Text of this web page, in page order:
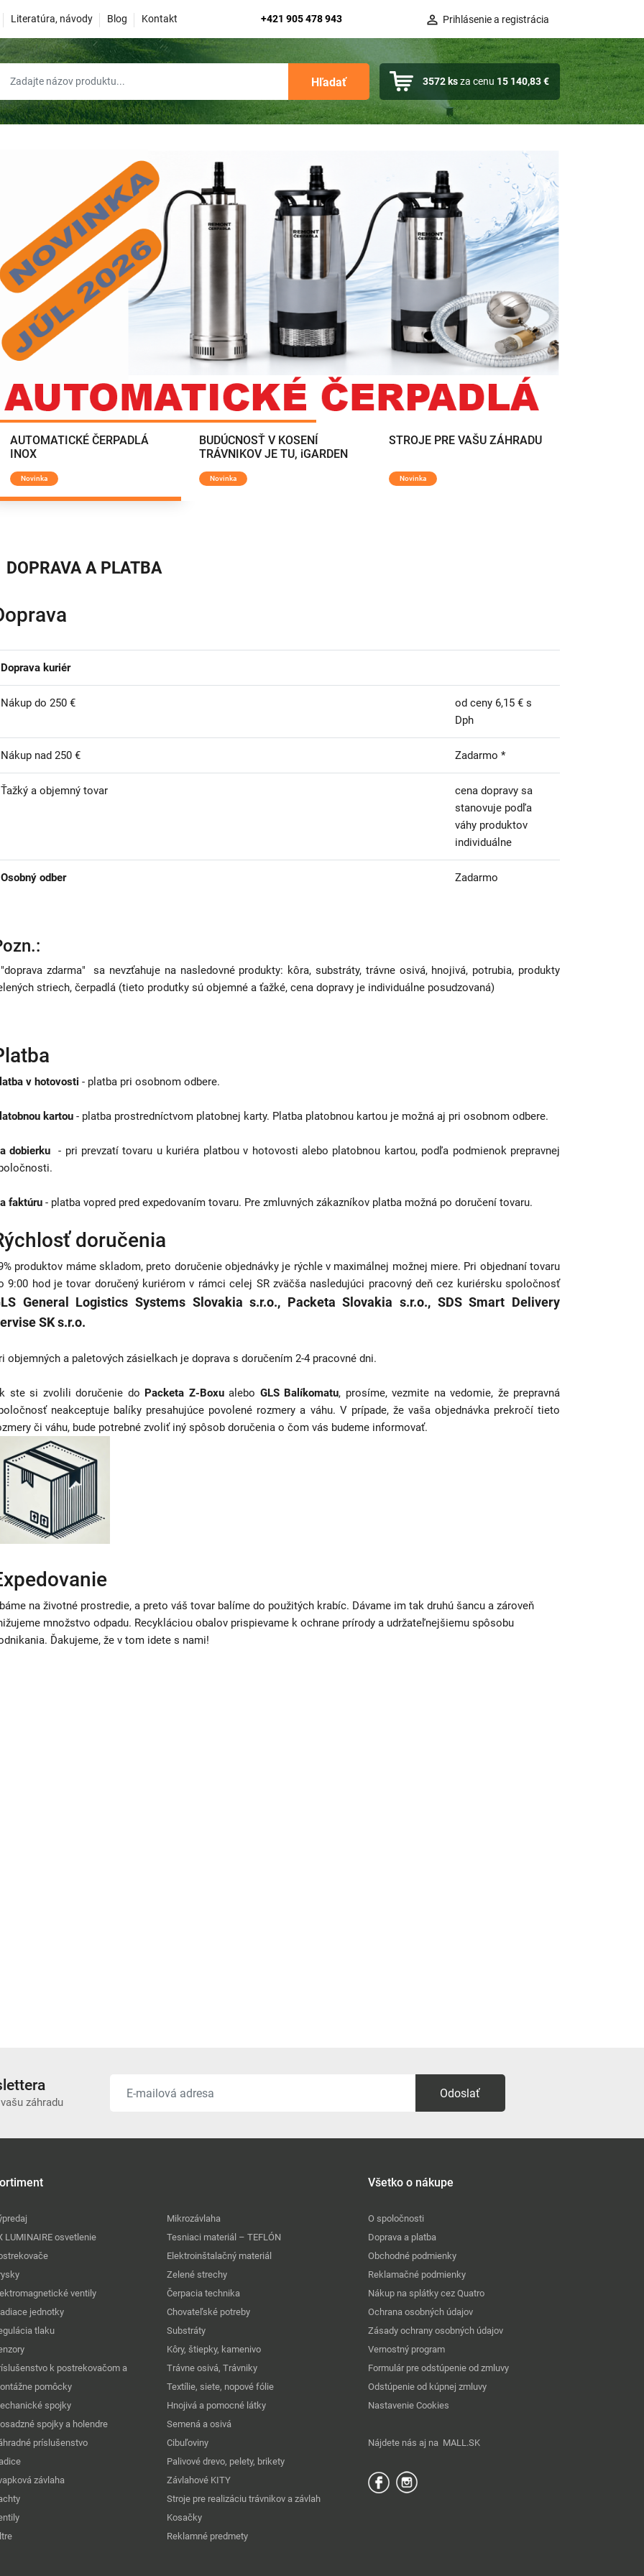
Literatúra, návody Blog Kontakt +421 905 478 943 Prihlásenie a registrácia
Hľadať 3572ksza cenu 15 140,83 €
AUTOMATICKÉ ČERPADLÁ
INOX
Novinka
BUDÚCNOSŤ V KOSENÍ
TRÁVNIKOV JE TU, iGARDEN
Novinka
STROJE PRE VAŠU ZÁHRADU
Novinka
DOPRAVA A PLATBA
Doprava kuriér
Nákup do 250 €
od ceny 6,15 € s
Dph
Nákup nad 250 € Zadarmo *
Ťažký a objemný tovar
cena dopravy sa
stanovuje podľa
váhy produktov
individuálne
Osobný odber Zadarmo
zdarma" sa nevzťahuje na nasledovné produkty: kôra, substráty, trávne osivá, hnojivá, potrubia, produkty
striech, čerpadlá (tieto produtky sú objemné a ťažké, cena dopravy je individuálne posudzovaná)
v hotovosti - platba pri osobnom odbere.
kartou - platba prostredníctvom platobnej karty. Platba platobnou kartou je možná aj pri osobnom odbere.
dobierku - pri prevzatí tovaru u kuriéra platbou v hotovosti alebo platobnou kartou, podľa podmienok prepravnej
faktúru - platba vopred pred expedovaním tovaru. Pre zmluvných zákazníkov platba možná po doručení tovaru.
doručenia
produktov máme skladom, preto doručenie objednávky je rýchle v maximálnej možnej miere. Pri objednaní tovaru
9:00 hod je tovar doručený kuriérom v rámci celej SR zväčša nasledujúci pracovný deň cez kuriérsku spoločnosť
General Logistics Systems Slovakia s.r.o., Packeta Slovakia s.r.o., SDS Smart Delivery
SK s.r.o.
objemných a paletových zásielkach je doprava s doručením 2-4 pracovné dni.
ste si zvolili doručenie do Packeta Z-Boxualebo GLS Balíkomatu, prosíme, vezmite na vedomie, že prepravná
neakceptuje balíky presahujúce povolené rozmery a váhu. V prípade, že vaša objednávka prekročí tieto
či váhu, bude potrebné zvoliť iný spôsob doručenia o čom vás budeme informovať.
na životné prostredie, a preto váš tovar balíme do použitých krabíc. Dávame im tak druhú šancu a zároveň
množstvo odpadu. Recykláciou obalov prispievame k ochrane prírody a udržateľnejšiemu spôsobu
Ďakujeme, že v tom idete s nami!
záhradu
Odoslať
LUMINAIRE osvetlenie
ventily
jednotky
tlaku
k postrekovačom a
pomôcky
spojky
spojky a holendre
príslušenstvo
závlaha
Mikrozávlaha
Tesniaci materiál – TEFLÓN
Elektroinštalačný materiál
Zelené strechy
Čerpacia technika
Chovateľské potreby
Substráty
Kôry, štiepky, kamenivo
Trávne osivá, Trávniky
Textílie, siete, nopové fólie
Hnojivá a pomocné látky
Semená a osivá
Cibuľoviny
Palivové drevo, pelety, brikety
Závlahové KITY
Stroje pre realizáciu trávnikov a závlah
Kosačky
Reklamné predmety
Všetko o nákupe
O spoločnosti
Doprava a platba
Obchodné podmienky
Reklamačné podmienky
Nákup na splátky cez Quatro
Ochrana osobných údajov
Zásady ochrany osobných údajov
Vernostný program
Formulár pre odstúpenie od zmluvy
Odstúpenie od kúpnej zmluvy
Nastavenie Cookies
Nájdete nás aj na MALL.SK